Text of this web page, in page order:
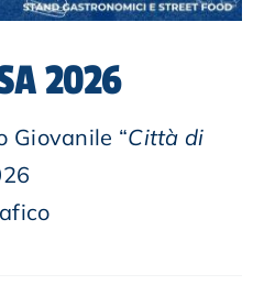
2026
Giovanile “Città di